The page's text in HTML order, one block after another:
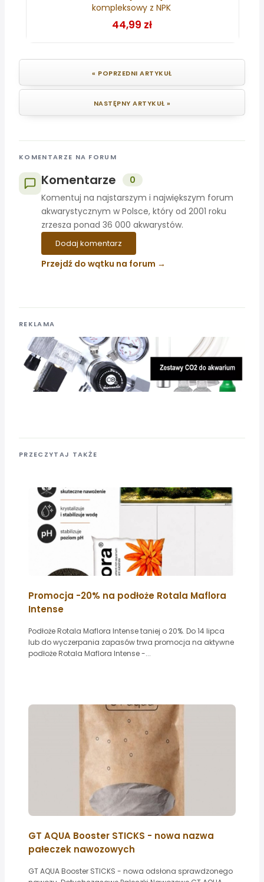
kompleksowy z NPK
44,99 zł
« POPRZEDNI ARTYKUŁ
NASTĘPNY ARTYKUŁ »
KOMENTARZE NA FORUM
Komentarze
0
Komentuj na najstarszym i największym forum
akwarystycznym w Polsce, który od 2001 roku
zrzesza ponad 36 000 akwarystów.
Dodaj komentarz
Przejdź do wątku na forum
REKLAMA
PRZECZYTAJ TAKŻE
Promocja -20% na podłoże Rotala Maflora
Intense
Podłoże Rotala Maflora Intense taniej o 20%. Do 14 lipca
lub do wyczerpania zapasów trwa promocja na aktywne
podłoże Rotala Maflora Intense -...
GT AQUA Booster STICKS - nowa nazwa
pałeczek nawozowych
GT AQUA Booster STICKS - nowa odsłona sprawdzonego